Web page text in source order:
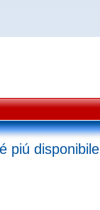
piú disponibile